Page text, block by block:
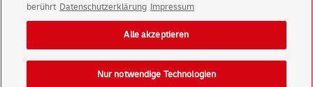
Zur Newsletter-Anmeldung
berührt Datenschutzerklärung Impressum
Nur notwendige Technologien
Alle akzeptieren